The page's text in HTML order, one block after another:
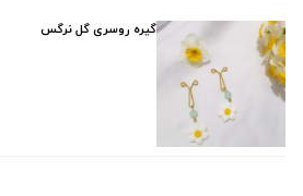
گیره روسری گل نرگس